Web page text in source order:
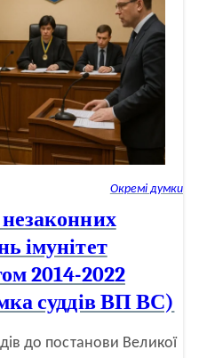
Окремі думки
імунітет
2014-2022
суддів ВП ВС)
до постанови Великої